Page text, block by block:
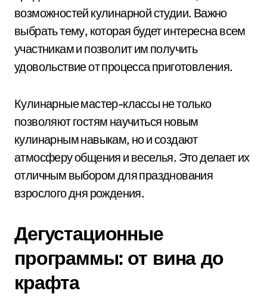
возможностей кулинарной студии. Важно
выбрать тему, которая будет интересна всем
участникам и позволит им получить
удовольствие от процесса приготовления.
Кулинарные мастер-классы не только
позволяют гостям научиться новым
кулинарным навыкам, но и создают
атмосферу общения и веселья. Это делает их
отличным выбором для празднования
взрослого дня рождения.
Дегустационные
программы: от вина до
крафта